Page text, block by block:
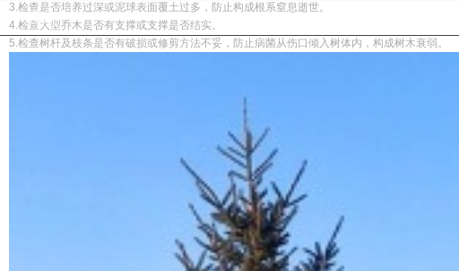
视频
3.检查是否培养过深或泥球表面覆土过多，防止构成根系窒息逝世。
4.检查大型乔木是否有支撑或支撑是否结实。
5.检查树杆及枝条是否有破损或修剪方法不妥，防止病菌从伤口倾入树体内，构成树木衰弱。